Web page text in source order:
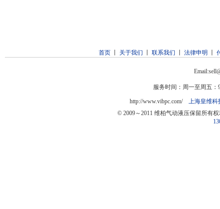
首页丨 关于我们 联系我们 法律申明
服务时间：周一至周五：
http://www.vibpc.com/ 上海皇维科
© 2009～2011 维柏气动液压保留所有